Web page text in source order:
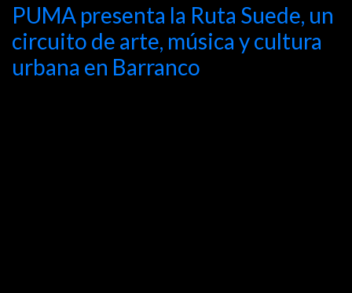
PUMA presenta la Ruta Suede, un
circuito de arte, música y cultura
urbana en Barranco